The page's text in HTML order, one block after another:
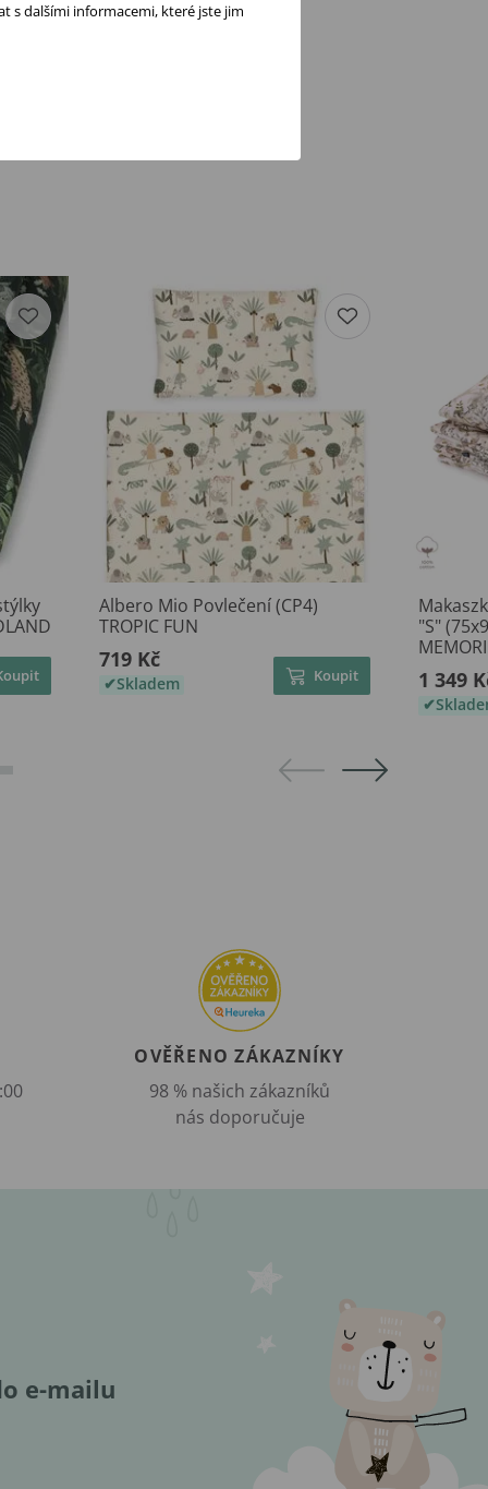
Albero Mio Povlečení (CP4)
TROPIC FUN
719 Kč
Skladem Koupit
"S"
1 349
OVĚŘENO ZÁKAZNÍKY
98 % našich zákazníků
nás doporučuje
e-mailu
s dalšími informacemi, které jste jim